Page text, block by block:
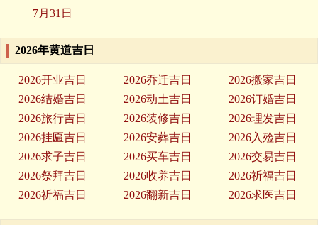
7月31日
2026年黄道吉日
2026开业吉日 2026乔迁吉日
2026搬家吉日
2026结婚吉日
2026动土吉日
2026订婚吉日
2026旅行吉日
2026装修吉日
2026理发吉日
2026挂匾吉日
2026安葬吉日
2026入殓吉日
2026求子吉日
2026买车吉日
2026交易吉日
2026祭拜吉日
2026收养吉日
2026祈福吉日
2026祈福吉日
2026翻新吉日 2026求医吉日